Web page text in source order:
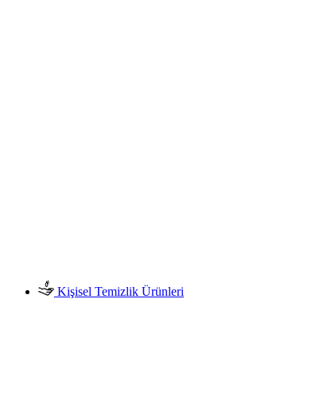
Kişisel Temizlik Ürünleri